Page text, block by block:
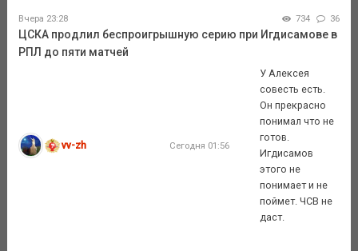
Вчера 23:28 734 36
ЦСКА продлил беспроигрышную серию при Игдисамове в
РПЛ до пяти матчей
vv-zh Сегодня 01:56
У Алексея
совесть есть.
Он прекрасно
понимал что не
готов.
Игдисамов
этого не
понимает и не
поймет. ЧСВ не
даст.